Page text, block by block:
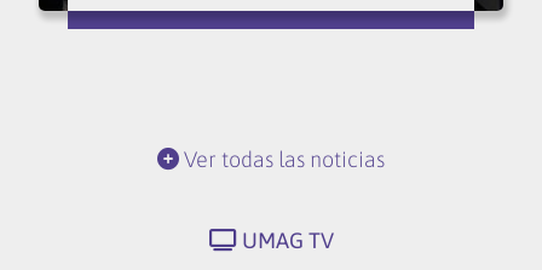
Ver todas las noticias
UMAG TV